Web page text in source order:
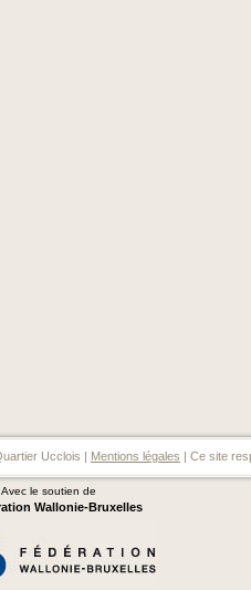
Ucclois | Mentions légales | Ce site
Avec le soutien de
Wallonie-Bruxelles